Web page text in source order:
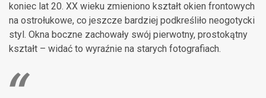
koniec lat 20. XX wieku zmieniono kształt okien frontowych
na ostrołukowe, co jeszcze bardziej podkreśliło neogotycki
styl. Okna boczne zachowały swój pierwotny, prostokątny
kształt – widać to wyraźnie na starych fotografiach.